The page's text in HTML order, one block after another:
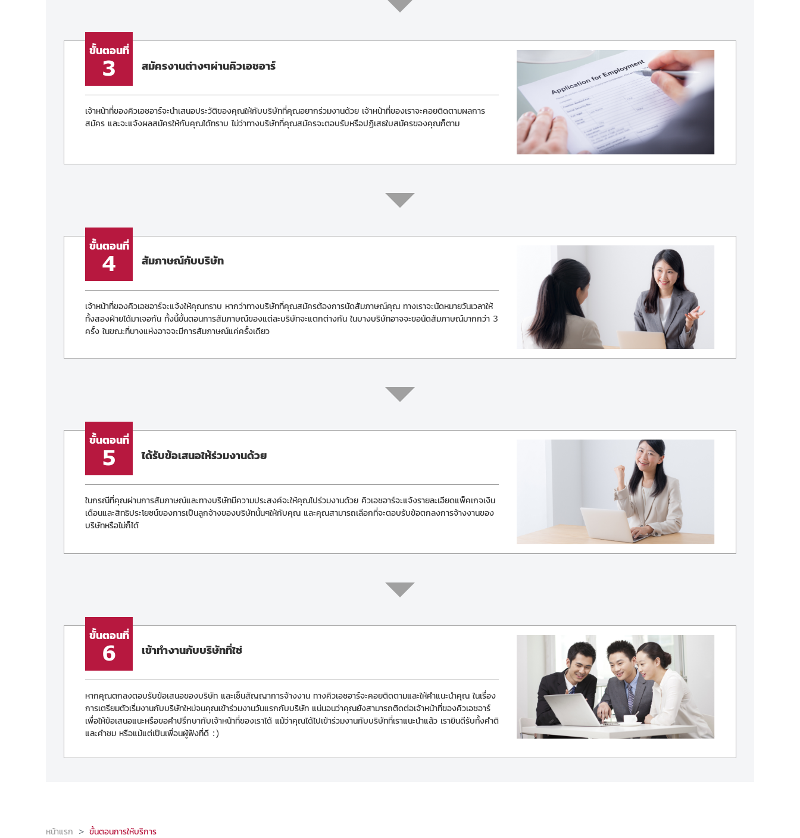
ขั้นตอนที่
3 สมัครงานต่างๆผ่านคิวเอชอาร์
เจ้าหน้าที่ของคิวเอชอาร์จะนำเสนอประวัติของคุณให้กับบริษัทที่คุณอยากร่วมงานด้วย เจ้าหน้าที่ของเราจะคอยติดตามผลการ
สมัคร และจะแจ้งผลสมัครให้กับคุณได้ทราบ ไม่ว่าทางบริษัทที่คุณสมัครจะตอบรับหรือปฏิเสธใบสมัครของคุณก็ตาม
ขั้นตอนที่
4 สัมภาษณ์กับบริษัท
เจ้าหน้าที่ของคิวเอชอาร์จะแจ้งให้คุณทราบ หากว่าทางบริษัทที่คุณสมัครต้องการนัดสัมภาษณ์คุณ ทางเราจะนัดหมายวันเวลาให้
ทั้งสองฝ่ายได้มาเจอกัน ทั้งนี้ขั้นตอนการสัมภาษณ์ของแต่ละบริษัทจะแตกต่างกัน ในบางบริษัทอาจจะขอนัดสัมภาษณ์มากกว่า 3
ครั้ง ในขณะที่บางแห่งอาจจะมีการสัมภาษณ์แค่ครั้งเดียว
ขั้นตอนที่
5 ได้รับข้อเสนอให้ร่วมงานด้วย
ในกรณีที่คุณผ่านการสัมภาษณ์และทางบริษัทมีความประสงค์จะให้คุณไปร่วมงานด้วย คิวเอชอาร์จะแจ้งรายละเอียดแพ็คเกจเงิน
เดือนและสิทธิประโยชน์ของการเป็นลูกจ้างของบริษัทนั้นๆให้กับคุณ และคุณสามารถเลือกที่จะตอบรับข้อตกลงการจ้างงานของ
บริษัทหรือไม่ก็ได้
ขั้นตอนที่
6 เข้าทำงานกับบริษัทที่ใช่
หากคุณตกลงตอบรับข้อเสนอของบริษัท และเซ็นสัญญาการจ้างงาน ทางคิวเอชอาร์จะคอยติดตามและให้คำแนะนำคุณ ในเรื่อง
การเตรียมตัวเริ่มงานกับบริษัทใหม่จนคุณเข้าร่วมงานวันแรกกับบริษัท แน่นอนว่าคุณยังสามารถติดต่อเจ้าหน้าที่ของคิวเอชอาร์
เพื่อให้ข้อเสนอแนะหรือขอคำปรึกษากับเจ้าหน้าที่ของเราได้ แม้ว่าคุณได้ไปเข้าร่วมงานกับบริษัทที่เราแนะนำแล้ว เรายินดีรับทั้งคำติ
และคำชม หรือแม้แต่เป็นเพื่อนผู้ฟังที่ดี :)
หน้าแรก ขั้นตอนการให้บริการ